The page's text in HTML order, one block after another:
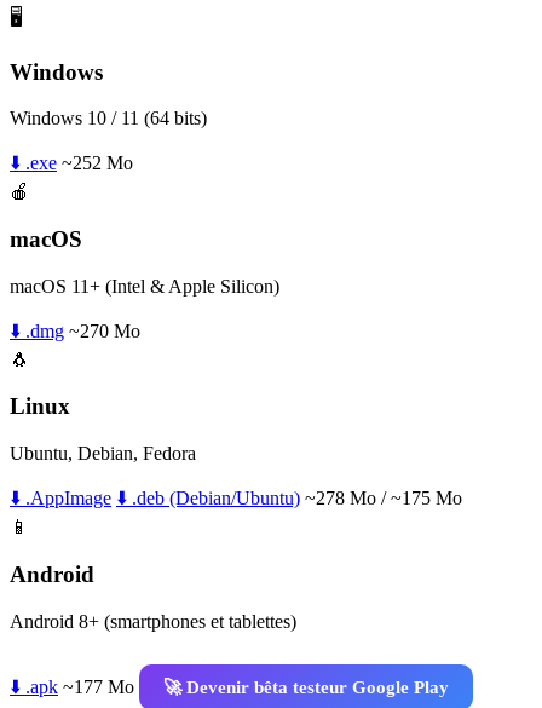
🖥️
Windows
Windows 10 / 11 (64 bits)
⬇️ .exe ~252 Mo
🍎
macOS
macOS 11+ (Intel & Apple Silicon)
⬇️ .dmg ~270 Mo
🐧
Linux
Ubuntu, Debian, Fedora
⬇️ .AppImage ⬇️ .deb (Debian/Ubuntu) ~278 Mo / ~175 Mo
📱
Android
Android 8+ (smartphones et tablettes)
⬇️ .apk ~177 Mo
🚀 Devenir bêta testeur Google Play